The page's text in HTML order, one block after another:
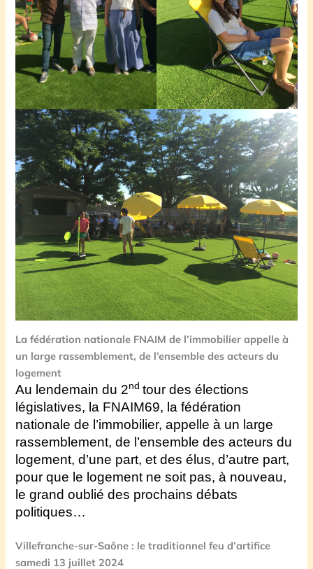
La fédération nationale FNAIM de l’immobilier appelle à
un large rassemblement, de l’ensemble des acteurs du
logement
Au lendemain du 2ndtour des élections
législatives, la FNAIM69, la fédération
nationale de l’immobilier, appelle à un large
rassemblement, de l’ensemble des acteurs du
logement, d’une part, et des élus, d’autre part,
pour que le logement ne soit pas, à nouveau,
le grand oublié des prochains débats
politiques…
Villefranche-sur-Saône : le traditionnel feu d’artifice
samedi 13 juillet 2024